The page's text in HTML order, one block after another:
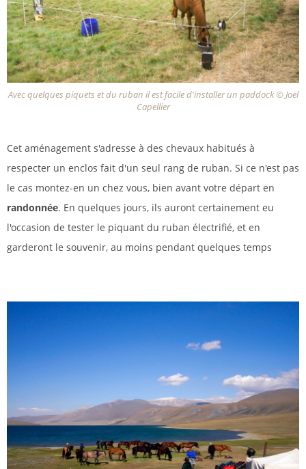
Avec quelques piquets et du ruban il est facile d'installer un paddock © Joël
Capellier
Cet aménagement s'adresse à des chevaux habitués à
respecter un enclos fait d'un seul rang de ruban. Si ce n'est pas
le cas montez-en un chez vous, bien avant votre départ en
randonnée. En quelques jours, ils auront certainement eu
l'occasion de tester le piquant du ruban électrifié, et en
garderont le souvenir, au moins pendant quelques temps